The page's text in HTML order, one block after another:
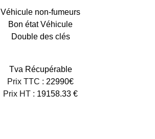
Véhicule non-fumeurs
Bon état Véhicule
Double des clés
Tva Récupérable
Prix TTC : 22990€
Prix HT : 19158.33 €